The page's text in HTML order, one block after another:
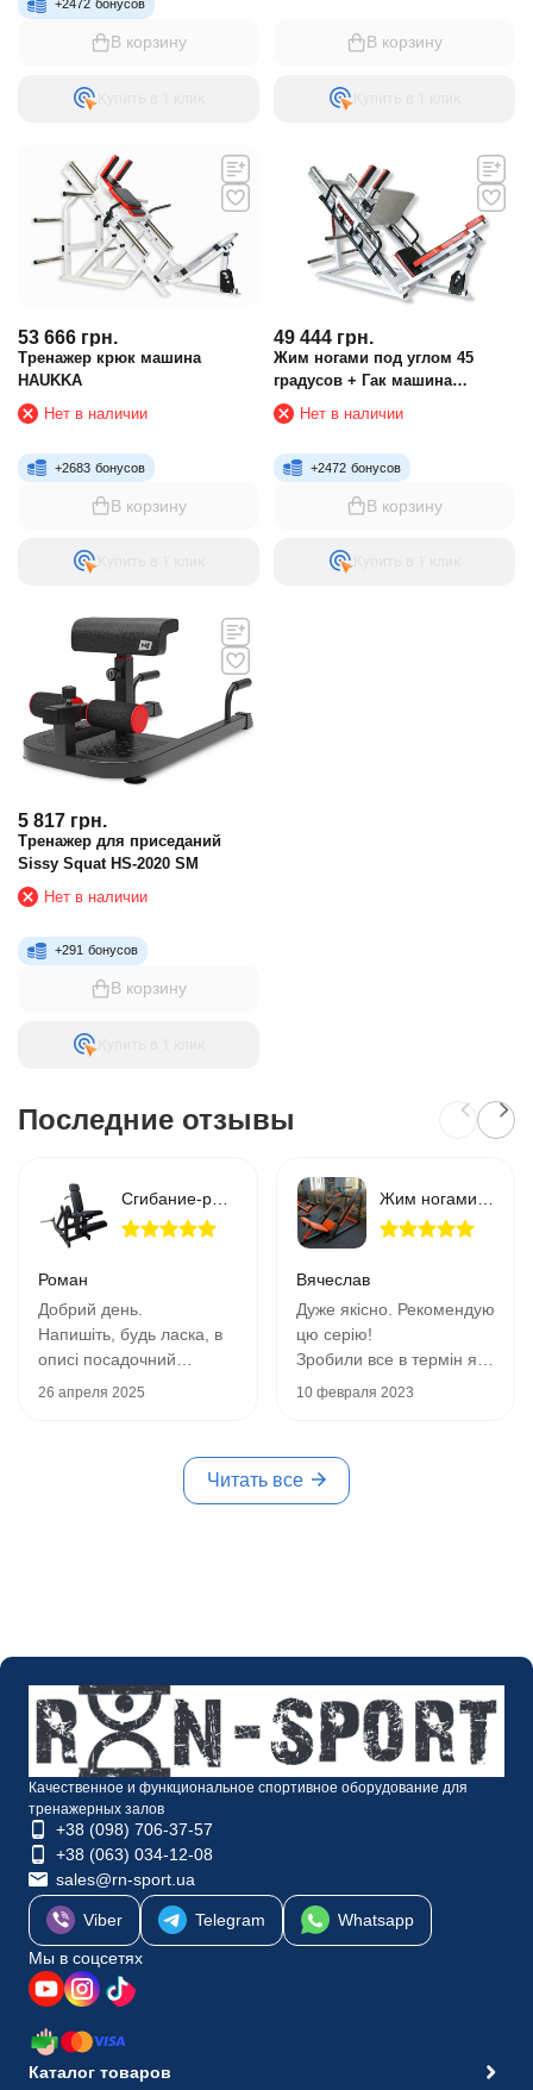
+2472 бонусов
В корзину В корзину
53 666 грн.
Тренажер крюк машина
HAUKKA
Нет в наличии
+2683 бонусов
В корзину
Купить в 1 клик
49 444 грн.
Жим ногами под углом 45
градусов + Гак машина
HAUKKA
Нет в наличии
+2472 бонусов
В корзину
Купить в 1 клик
5 817 грн.
Тренажер для приседаний
Sissy Squat HS-2020 SM
Нет в наличии
+291 бонусов
В корзину
Последние отзывы
Сгибание-разгибание ног RN-SPORT imperium свободный вес
Роман
Добрий день.
Напишіть, будь ласка, в
описі посадочний
діаметр штоку під блини
потенційного покупця!
мінімальним отвором
26 апреля 2025
Жим ногами 45 градусов RN-Sport Imperium
Вячеслав
Дуже якісно. Рекомендую
цю серію!
Зробили все в термін як і
говорили, фото
та більше одиниць
тренажерів дають
знижку)
10 февраля 2023
Читать все
Качественное и функциональное спортивное оборудование для
тренажерных залов
+38 (098) 706-37-57
+38 (063) 034-12-08
sales@rn-sport.ua
Viber Telegram
Whatsapp
Мы в соцсетях
Каталог товаров